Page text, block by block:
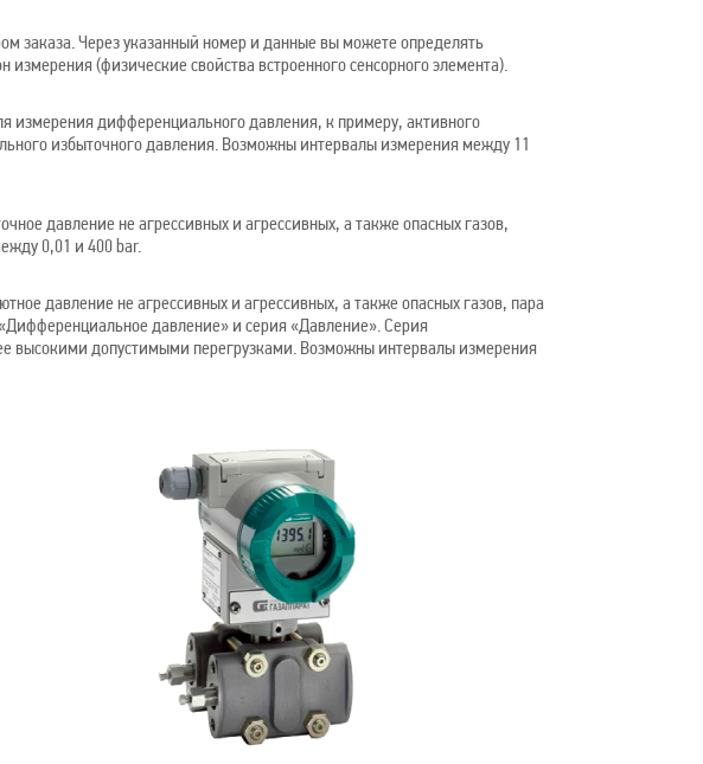
заказа. Через указанный номер и данные вы можете определять
(физические свойства встроенного сенсорного элемента).
измерения дифференциального давления, к примеру, активного
избыточного давления. Возможны интервалы измерения между 11
давление не агрессивных и агрессивных, а также опасных газов,
0,01 и 400 bar.
давление не агрессивных и агрессивных, а также опасных газов, пара
давление» и серия «Давление». Серия
высокими допустимыми перегрузками. Возможны интервалы измерения